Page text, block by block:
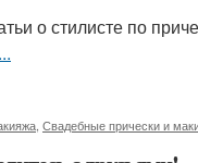
о стилисте по
Свадебные прически и